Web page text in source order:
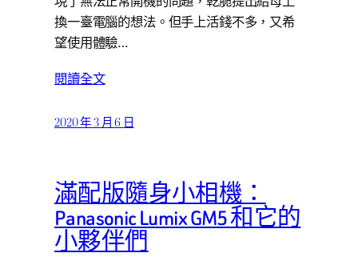
換一臺電腦的想法。但手上活錢不多，又希
望使用體驗…
閱讀全文
2020 年 3 月 6 日
滿配版隨身小相機：
Panasonic Lumix GM5 和它的
小夥伴們